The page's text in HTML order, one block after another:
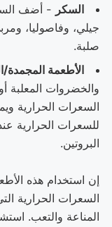
السكر - أضف
جيلي، وفاصوليا،
صلبة.
الأطعمة المجمدة/
والخضروات المعلبة
السعرات الحرارية
للسعرات الحرارية
البروتين.
إن استخدام هذه
السعرات الحرارية
المناعة والتعب.